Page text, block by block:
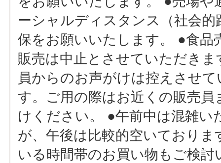
ーシャルディスタンス（社会的
保をお願いいたします。 ●食品
販売は中止とさせていただきま
員からのお声がけは控えさせ
す。ご用の際はお近くの販売員
けください。 ●午前中は混雑い
が、午後は比較的空いておりま
いる時間帯のお買い物もご検討